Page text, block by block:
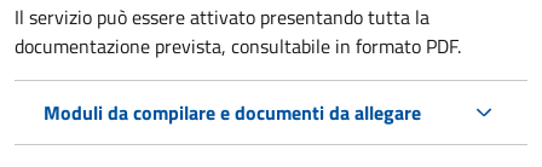
Il servizio può essere attivato presentando tutta la
documentazione prevista, consultabile in formato PDF.
Moduli da compilare e documenti da allegare